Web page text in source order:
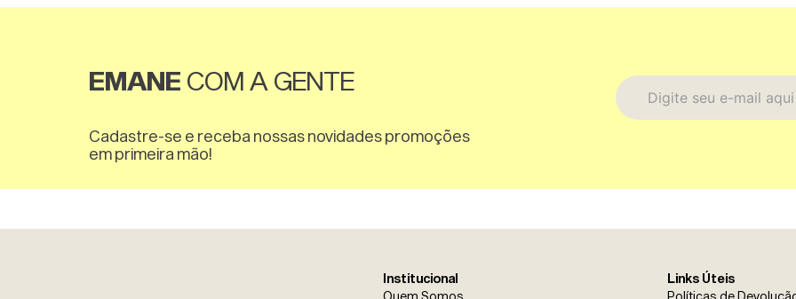
EMANE COM A GENTE
Cadastre-se e receba nossas novidades promoções
em primeira mão!
Institucional
Quem Somos
Links Úteis
Políticas de